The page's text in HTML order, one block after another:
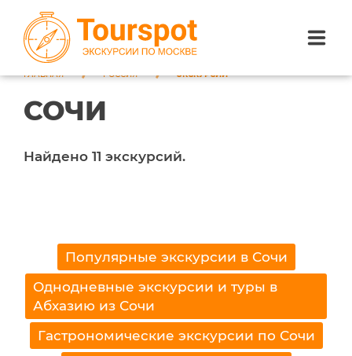
ГЛАВНАЯ РОССИЯ ЭКСКУРСИИ
СОЧИ
Найдено 11 экскурсий.
Популярные экскурсии в Сочи
Однодневные экскурсии и туры в
Абхазию из Сочи
Гастрономические экскурсии по Сочи